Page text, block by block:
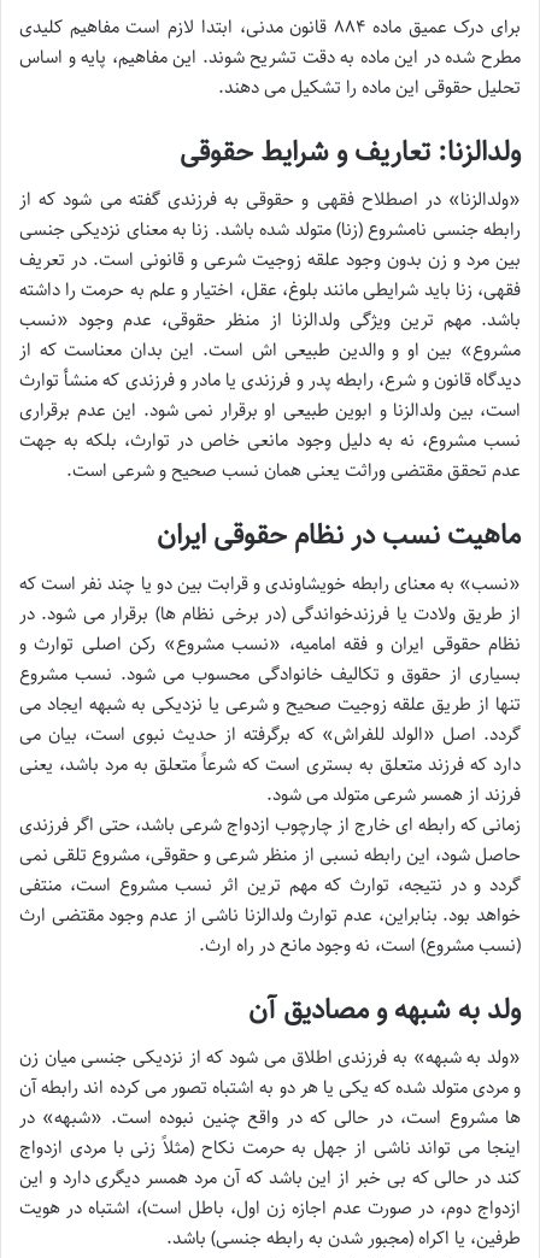
برای درک عمیق ماده ۸۸۴ قانون مدنی، ابتدا لازم است مفاهیم کلیدی
مطرح شده در این ماده به دقت تشریح شوند. این مفاهیم، پایه و اساس
تحلیل حقوقی این ماده را تشکیل می دهند.
ولدالزنا: تعاریف و شرایط حقوقی
«ولدالزنا» در اصطلاح فقهی و حقوقی به فرزندی گفته می شود که از
رابطه جنسی نامشروع (زنا) متولد شده باشد. زنا به معنای نزدیکی جنسی
بین مرد و زن بدون وجود علقه زوجیت شرعی و قانونی است. در تعریف
فقهی، زنا باید شرایطی مانند بلوغ، عقل، اختیار و علم به حرمت را داشته
باشد. مهم ترین ویژگی ولدالزنا از منظر حقوقی، عدم وجود «نسب
مشروع» بین او و والدین طبیعی اش است. این بدان معناست که از
دیدگاه قانون و شرع، رابطه پدر و فرزندی یا مادر و فرزندی که منشأ توارث
است، بین ولدالزنا و ابوین طبیعی او برقرار نمی شود. این عدم برقراری
نسب مشروع، نه به دلیل وجود مانعی خاص در توارث، بلکه به جهت
عدم تحقق مقتضی وراثت یعنی همان نسب صحیح و شرعی است.
ماهیت نسب در نظام حقوقی ایران
«نسب» به معنای رابطه خویشاوندی و قرابت بین دو یا چند نفر است که
از طریق ولادت یا فرزندخواندگی (در برخی نظام ها) برقرار می شود. در
نظام حقوقی ایران و فقه امامیه، «نسب مشروع» رکن اصلی توارث و
بسیاری از حقوق و تکالیف خانوادگی محسوب می شود. نسب مشروع
تنها از طریق علقه زوجیت صحیح و شرعی یا نزدیکی به شبهه ایجاد می
گردد. اصل «الولد للفراش» که برگرفته از حدیث نبوی است، بیان می
دارد که فرزند متعلق به بستری است که شرعاً متعلق به مرد باشد، یعنی
فرزند از همسر شرعی متولد می شود.
زمانی که رابطه ای خارج از چارچوب ازدواج شرعی باشد، حتی اگر فرزندی
حاصل شود، این رابطه نسبی از منظر شرعی و حقوقی، مشروع تلقی نمی
گردد و در نتیجه، توارث که مهم ترین اثر نسب مشروع است، منتفی
خواهد بود. بنابراین، عدم توارث ولدالزنا ناشی از عدم وجود مقتضی ارث
(نسب مشروع) است، نه وجود مانع در راه ارث.
ولد به شبهه و مصادیق آن
«ولد به شبهه» به فرزندی اطلاق می شود که از نزدیکی جنسی میان زن
و مردی متولد شده که یکی یا هر دو به اشتباه تصور می کرده اند رابطه آن
ها مشروع است، در حالی که در واقع چنین نبوده است. «شبهه» در
اینجا می تواند ناشی از جهل به حرمت نکاح (مثلاً زنی با مردی ازدواج
کند در حالی که بی خبر از این باشد که آن مرد همسر دیگری دارد و این
ازدواج دوم، در صورت عدم اجازه زن اول، باطل است)، اشتباه در هویت
طرفین، یا اکراه (مجبور شدن به رابطه جنسی) باشد.